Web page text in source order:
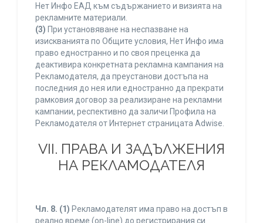
Нет Инфо ЕАД към съдържанието и визията на
рекламните материали.
(3) При установяване на неспазване на
изискванията по Общите условия, Нет Инфо има
право едностранно и по своя преценка да
деактивира конкретната рекламна кампания на
Рекламодателя, да преустанови достъпа на
последния до нея или едностранно да прекрати
рамковия договор за реализиране на рекламни
кампании, респективно да заличи Профила на
Рекламодателя от Интернет страницата Adwise.
VII. ПРАВА И ЗАДЪЛЖЕНИЯ
НА РЕКЛАМОДАТЕЛЯ
Чл. 8. (1) Рекламодателят има право на достъп в
реално време (on-line) до регистрирания си